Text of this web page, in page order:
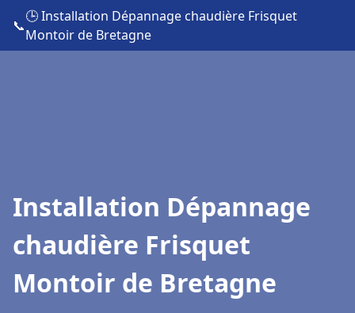
📞
🕒 Installation Dépannage chaudière Frisquet
Montoir de Bretagne
Installation Dépannage
chaudière Frisquet
Montoir de Bretagne